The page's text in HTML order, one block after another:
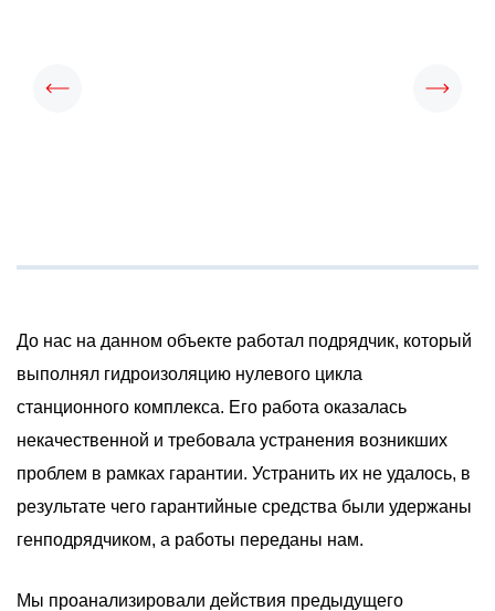
До нас на данном объекте работал подрядчик, который
выполнял гидроизоляцию нулевого цикла
станционного комплекса. Его работа оказалась
некачественной и требовала устранения возникших
проблем в рамках гарантии. Устранить их не удалось, в
результате чего гарантийные средства были удержаны
генподрядчиком, а работы переданы нам.
Мы проанализировали действия предыдущего